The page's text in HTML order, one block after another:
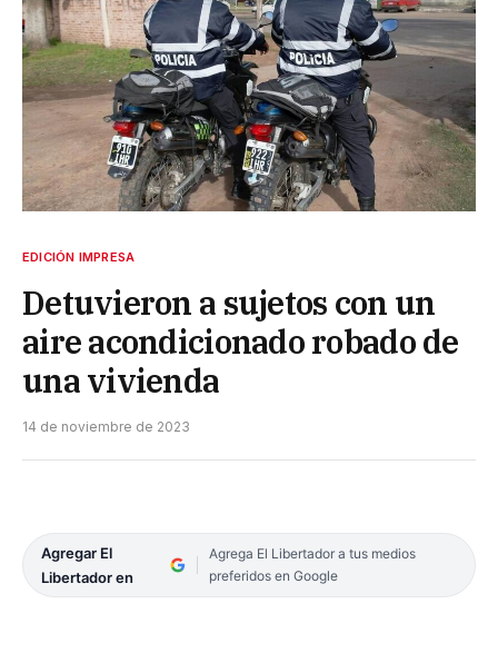
EDICIÓN IMPRESA
Detuvieron a sujetos con un
aire acondicionado robado de
una vivienda
14 de noviembre de 2023
Agregar El
Libertador en
Agrega El Libertador a tus medios
preferidos en Google